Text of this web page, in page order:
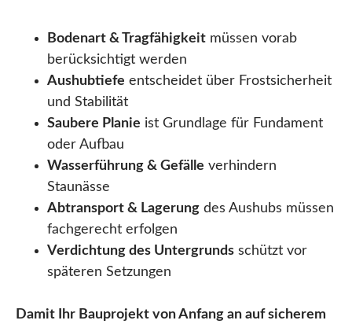
Bodenart & Tragfähigkeit müssen vorab
berücksichtigt werden
Aushubtiefe entscheidet über Frostsicherheit
und Stabilität
Saubere Planie ist Grundlage für Fundament
oder Aufbau
Wasserführung & Gefälle verhindern
Staunässe
Abtransport & Lagerung des Aushubs müssen
fachgerecht erfolgen
Verdichtung des Untergrunds schützt vor
späteren Setzungen
Damit Ihr Bauprojekt von Anfang an auf sicherem